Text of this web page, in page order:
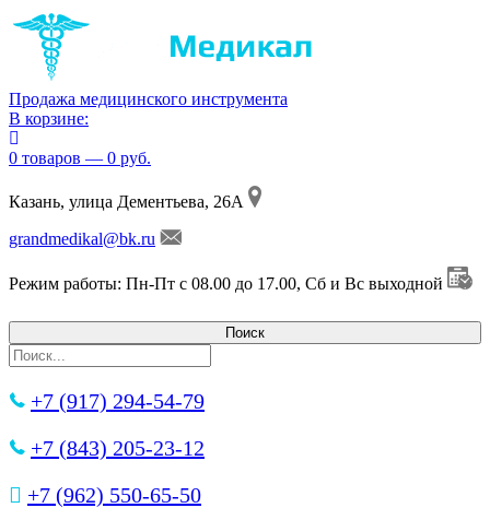
Продажа медицинского инструмента
В корзине:
0 товаров — 0 руб.
Казань, улица Дементьева, 26А
grandmedikal@bk.ru
Режим работы: Пн-Пт с 08.00 до 17.00, Сб и Вс выходной
+7 (917) 294-54-79
+7 (843) 205-23-12
+7 (962) 550‑65‑50‬